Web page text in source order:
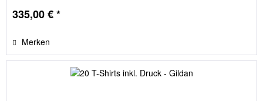
Siebdruck nach Vorlage -
335,00 € *
Merken